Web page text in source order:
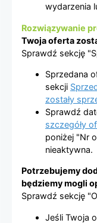
wydarzenia
Rozwiązywanie
Twoja oferta
Sprawdź sekcję
Sprzedana
sekcji
zostały
Sprawdź
szczegóły
poniżej "Nr
nieaktywna.
Potrzebujemy
będziemy mogli
Sprawdź sekcję
Jeśli Twoja